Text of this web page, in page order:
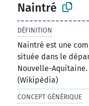
Naintré
DÉFINITION
Naintré est une
située dans le
Nouvelle-
(Wikipédia)
CONCEPT GÉNÉRIQUE